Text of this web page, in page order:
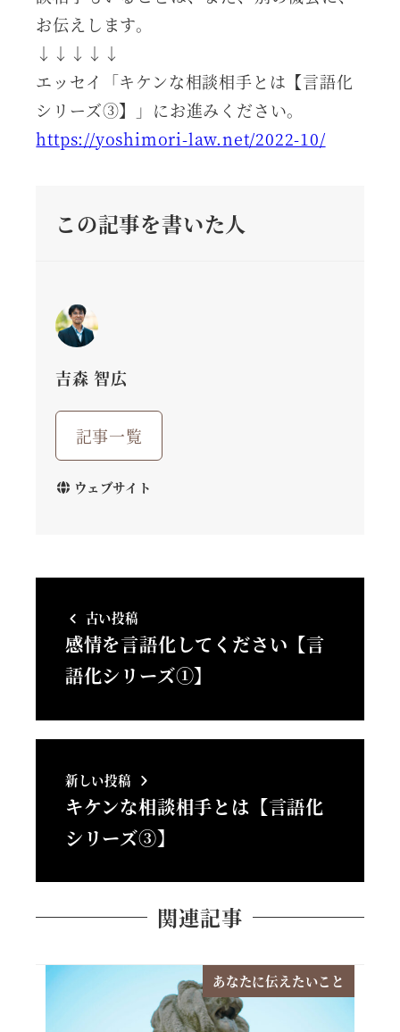
お伝えします。
↓↓↓↓↓
エッセイ「キケンな相談相手とは【言語化
シリーズ③】」にお進みください。
https://yoshimori-law.net/2022-10/
この記事を書いた人
吉森 智広
記事一覧
ウェブサイト
古い投稿
感情を言語化してください【言
語化シリーズ①】
新しい投稿
キケンな相談相手とは【言語化
シリーズ③】
関連記事
あなたに伝えたいこと